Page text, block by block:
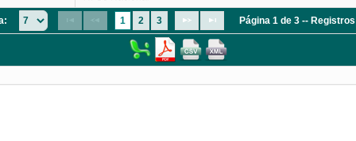
1 2 3 Página 1 de 3 --